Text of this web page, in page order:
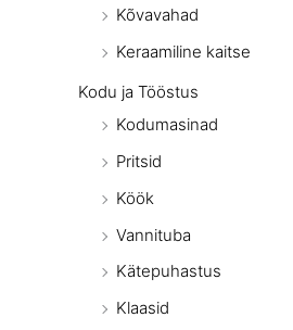
Kõvavahad
Keraamiline kaitse
Kodu ja Tööstus
Kodumasinad
Pritsid
Köök
Vannituba
Kätepuhastus
Klaasid